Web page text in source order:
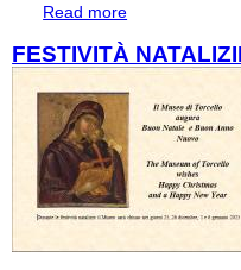
Read more
FESTIVITÀ